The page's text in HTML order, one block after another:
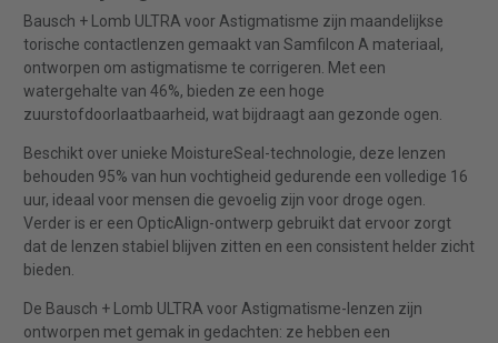
Bausch + Lomb ULTRA voor Astigmatisme zijn maandelijkse
torische contactlenzen gemaakt van Samfilcon A materiaal,
ontworpen om astigmatisme te corrigeren. Met een
watergehalte van 46%, bieden ze een hoge
zuurstofdoorlaatbaarheid, wat bijdraagt aan gezonde ogen.
Beschikt over unieke MoistureSeal-technologie, deze lenzen
behouden 95% van hun vochtigheid gedurende een volledige 16
uur, ideaal voor mensen die gevoelig zijn voor droge ogen.
Verder is er een OpticAlign-ontwerp gebruikt dat ervoor zorgt
dat de lenzen stabiel blijven zitten en een consistent helder zicht
bieden.
De Bausch + Lomb ULTRA voor Astigmatisme-lenzen zijn
ontworpen met gemak in gedachten: ze hebben een